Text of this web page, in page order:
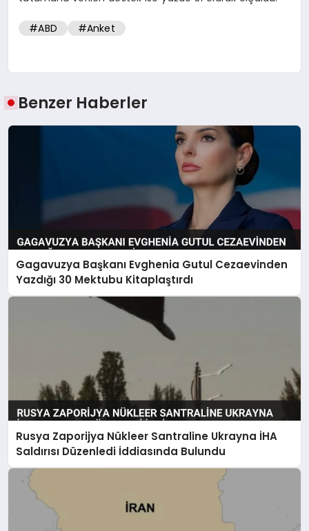
#ABD #Anket
Benzer Haberler
Gagavuzya Başkanı Evghenia Gutul Cezaevinden
Yazdığı 30 Mektubu Kitaplaştırdı
Rusya Zaporijya Nükleer Santraline Ukrayna İHA
Saldırısı Düzenledi İddiasında Bulundu